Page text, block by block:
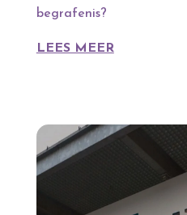
begrafenis?
LEES MEER